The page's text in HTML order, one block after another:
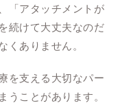
「アタッチメントが
続けて大丈夫なのだ
くありません。
を支える大切なパー
うことがあります。